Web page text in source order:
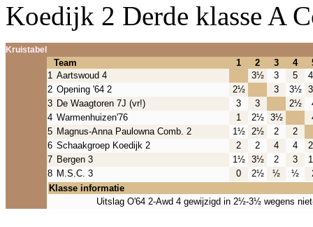
Koedijk 2 Derde klasse A
Kruistabel
Team 1 2 3 4
1 Aartswoud 4 3½ 3 5
2 Opening '64 2 2½ 3 3½
3 De Waagtoren 7J (vr!) 3 3 2½
4 Warmenhuizen'76 1 2½ 3½
5 Magnus-Anna Paulowna Comb. 2 1½ 2½ 2
2
6 Schaakgroep Koedijk 2 2 2 4 4
7 Bergen 3 1½ 3½ 2 3
8 M.S.C. 3 0 2½ ½ ½
Klasse informatie
Uitslag O'64 2-Awd 4 gewijzigd in 2½-3½ wegens